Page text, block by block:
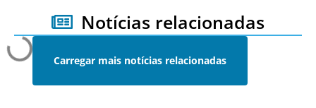
Notícias relacionadas
Carregar mais notícias relacionadas